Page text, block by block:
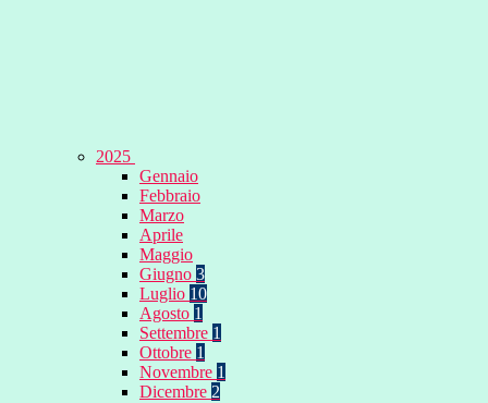
2025
Gennaio
Febbraio
Marzo
Aprile
Maggio
Giugno 3
Luglio 10
Agosto 1
Settembre 1
Ottobre 1
Novembre 1
Dicembre 2